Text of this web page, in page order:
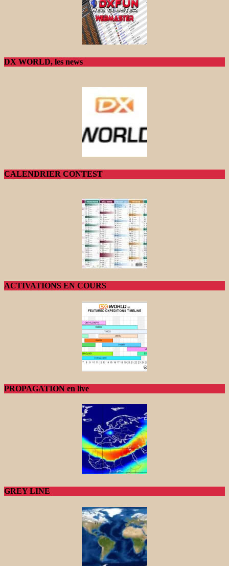
DX WORLD, les news
CALENDRIER CONTEST
ACTIVATIONS EN COURS
PROPAGATION en live
GREY LINE